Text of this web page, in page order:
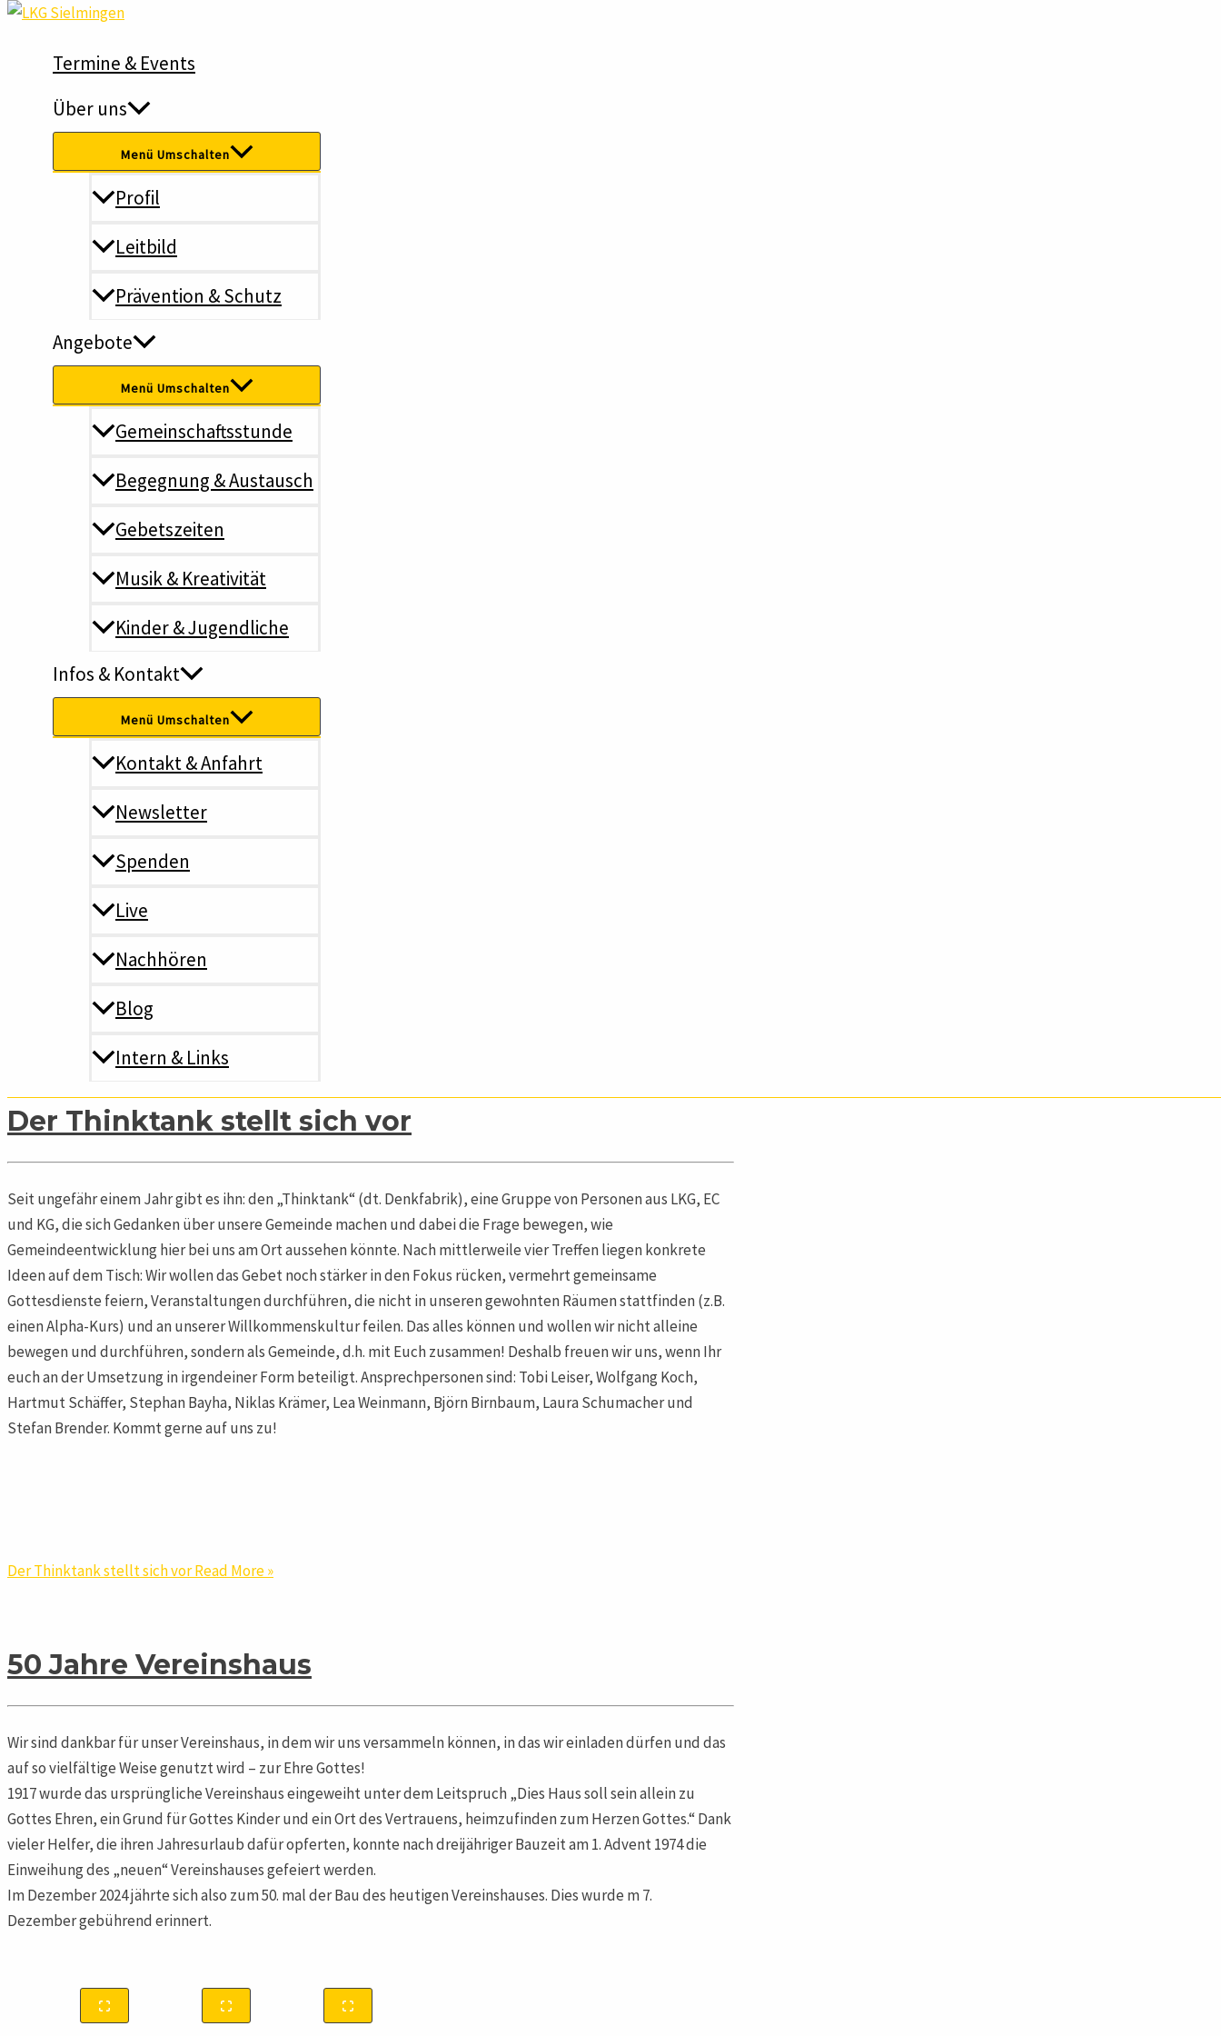
Zum Inhalt springen
Termine & Events
Über uns
Menü Umschalten
Profil
Leitbild
Prävention & Schutz
Angebote
Menü Umschalten
Gemeinschaftsstunde
Begegnung & Austausch
Gebetszeiten
Musik & Kreativität
Kinder & Jugendliche
Infos & Kontakt
Menü Umschalten
Kontakt & Anfahrt
Newsletter
Spenden
Live
Nachhören
Blog
Intern & Links
_beitrag
Prävention sexualisierte Gewalt
Unterlagen dazu sind auf der einer Seite unserer Website zusammengefasst.
Prävention & Schutz
VereinshausINFO Februar/März
Der Thinktank stellt sich vor
Seit ungefähr einem Jahr gibt es ihn: den „Thinktank“ (dt. Denkfabrik), eine Gruppe von Personen aus LKG, EC
und KG, die sich Gedanken über unsere Gemeinde machen und dabei die Frage bewegen, wie
Gemeindeentwicklung hier bei uns am Ort aussehen könnte. Nach mittlerweile vier Treffen liegen konkrete
Ideen auf dem Tisch: Wir wollen das Gebet noch stärker in den Fokus rücken, vermehrt gemeinsame
Gottesdienste feiern, Veranstaltungen durchführen, die nicht in unseren gewohnten Räumen stattfinden (z.B.
einen Alpha-Kurs) und an unserer Willkommenskultur feilen. Das alles können und wollen wir nicht alleine
bewegen und durchführen, sondern als Gemeinde, d.h. mit Euch zusammen! Deshalb freuen wir uns, wenn Ihr
euch an der Umsetzung in irgendeiner Form beteiligt. Ansprechpersonen sind: Tobi Leiser, Wolfgang Koch,
Hartmut Schäffer, Stephan Bayha, Niklas Krämer, Lea Weinmann, Björn Birnbaum, Laura Schumacher und
Stefan Brender. Kommt gerne auf uns zu!
Der Thinktank stellt sich vorRead More »
50 Jahre Vereinshaus
Wir sind dankbar für unser Vereinshaus, in dem wir uns versammeln können, in das wir einladen dürfen und das
auf so vielfältige Weise genutzt wird – zur Ehre Gottes!
1917 wurde das ursprüngliche Vereinshaus eingeweiht unter dem Leitspruch „Dies Haus soll sein allein zu
Gottes Ehren, ein Grund für Gottes Kinder und ein Ort des Vertrauens, heimzufinden zum Herzen Gottes.“ Dank
vieler Helfer, die ihren Jahresurlaub dafür opferten, konnte nach dreijähriger Bauzeit am 1. Advent 1974 die
Einweihung des „neuen“ Vereinshauses gefeiert werden.
Im Dezember 2024 jährte sich also zum 50. mal der Bau des heutigen Vereinshauses. Dies wurde m 7.
Dezember gebührend erinnert.